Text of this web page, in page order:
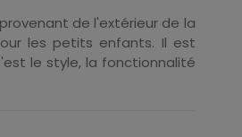
de l'extérieur de la
les petits enfants. Il est
le style, la fonctionnalité